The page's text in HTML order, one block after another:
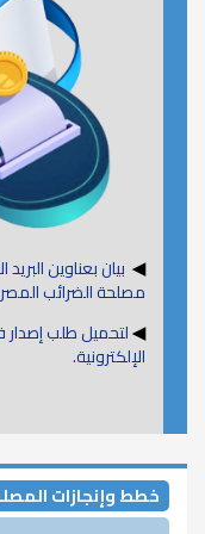
◀ بيان بعناوين
مصلحة الضرائب
◀لتحميل طلب إصدار
الإلكترونية.
خطط وإنجازات